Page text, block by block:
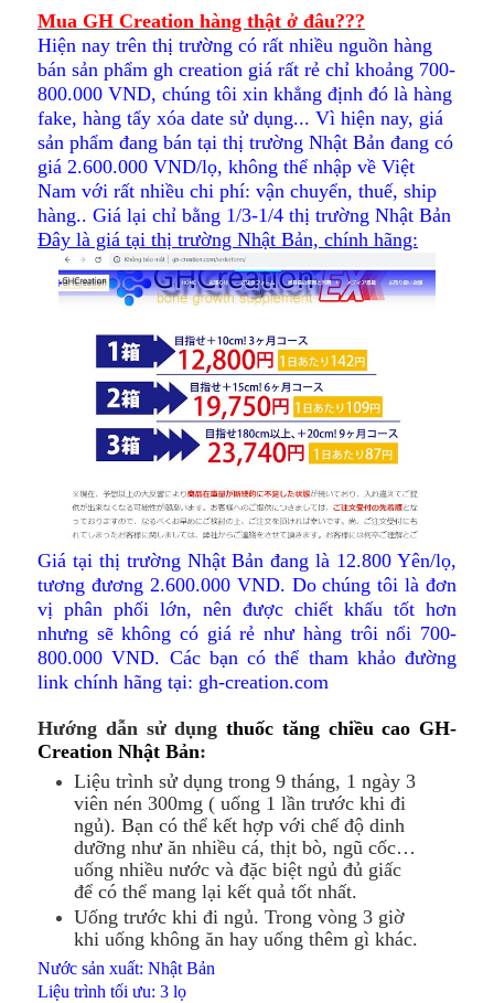
Mua GH Creation hàng thật ở đâu???
Hiện nay trên thị trường có rất nhiều nguồn hàng
bán sản phẩm gh creation giá rất rẻ chỉ khoảng 700-
800.000 VND, chúng tôi xin khẳng định đó là hàng
fake, hàng tẩy xóa date sử dụng... Vì hiện nay, giá
sản phẩm đang bán tại thị trường Nhật Bản đang có
giá 2.600.000 VND/lọ, không thể nhập về Việt
Nam với rất nhiều chi phí: vận chuyển, thuế, ship
hàng.. Giá lại chỉ bằng 1/3-1/4 thị trường Nhật Bản
Đây là giá tại thị trường Nhật Bản, chính hãng:
Giá tại thị trường Nhật Bản đang là 12.800 Yên/lọ,
tương đương 2.600.000 VND. Do chúng tôi là đơn
vị phân phối lớn, nên được chiết khấu tốt hơn
nhưng sẽ không có giá rẻ như hàng trôi nổi 700-
800.000 VND. Các bạn có thể tham khảo đường
link chính hãng tại: gh-creation.com
Hướng dẫn sử dụng thuốc tăng chiều cao GH-
Creation Nhật Bản:
Liệu trình sử dụng trong 9 tháng, 1 ngày 3
viên nén 300mg ( uống 1 lần trước khi đi
ngủ). Bạn có thể kết hợp với chế độ dinh
dưỡng như ăn nhiều cá, thịt bò, ngũ cốc…
uống nhiều nước và đặc biệt ngủ đủ giấc
để có thể mang lại kết quả tốt nhất.
Uống trước khi đi ngủ. Trong vòng 3 giờ
khi uống không ăn hay uống thêm gì khác.
Nước sản xuất: Nhật Bản
Liệu trình tối ưu: 3 lọ